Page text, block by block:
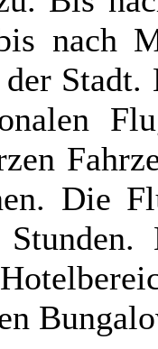
nach
Stadt.
Die